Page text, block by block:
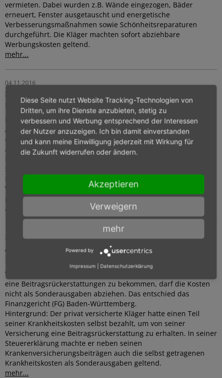
vermieten. Dabei wurden z.B. Wände eingezogen, Bäder
erneuert, Fenster ausgetauscht und energetische
Verbesserungsmaßnahmen sowie Schönheitsreparaturen
durchgeführt. Die Kläger machten sofort abziehbare
Werbungskosten geltend.
mehr...
04.11.2016
Sind Kosten einer häuslichen Pflege auch bei
nicht ausgebildetem Personal abzugsfähig?
Das Finanzgericht Baden-Württemberg (FG) entschied, dass
Aufwendungen für häusliche Pflege auch bei einer Betreuung
durch nicht besonders ausgebildetes Personal als
außergewöhnliche Belastung abzugsfähig sind.
Streitjahr 2014 Pflegegeld für selbst beschaffte Pflegedienste in
Höhe von 5.280 Euro. Für ihre häusliche Pflege hatte sie einen
Vertrag mit einem polnischen Pflegedienst geschlossen. Die
polnische Betreuungskraft zog bei der Klägerin ein und
arbeitet dort 40 Stunden pro Woche.mehr...
28.10.2016
Arztrechnung selbst bezahlt wegen
Krankenkassen-Erstattung?
Wer Krankheitskosten selbst trägt, um von seiner Krankenkasse
eine Beitragsrückerstattungen zu bekommen, darf die Kosten
nicht als Sonderausgaben abziehen. Das entschied das
Finanzgericht (FG) Baden-Württemberg.
Hintergrund: Der privat versicherte Kläger hatte einen Teil
seiner Krankheitskosten selbst bezahlt, um von seiner
Versicherung eine Beitragsrückerstattung zu erhalten. In seiner
Steuererklärung machte er neben seinen
Krankenversicherungsbeiträgen auch die selbst getragenen
Krankheitskosten als Sonderausgaben geltend.
mehr...
Diese Seite nutzt Website Tracking-Technologien von
Dritten, um ihre Dienste anzubieten, stetig zu
verbessern und Werbung entsprechend der Interessen
der Nutzer anzuzeigen. Ich bin damit einverstanden
und kann meine Einwilligung jederzeit mit Wirkung für
die Zukunft widerrufen oder ändern.
Akzeptieren
Verweigern
mehr
Powered by
Impressum Datenschutzerklärung